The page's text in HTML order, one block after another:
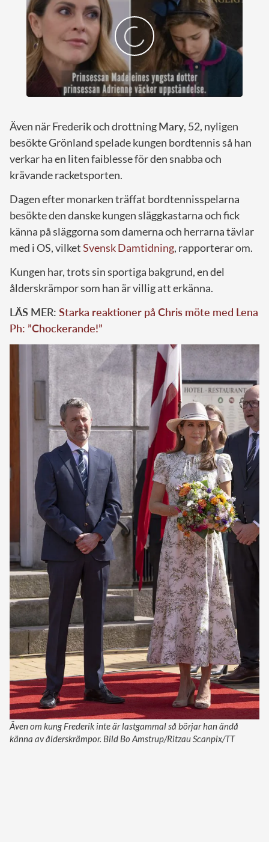
Även när Frederik och drottningMary, 52, nyligen
besökte Grönland spelade kungen bordtennis så han
verkar ha en liten faiblesse för den snabba och
krävande racketsporten.
Dagen efter monarken träffat bordtennisspelarna
besökte den danske kungen släggkastarna och fick
känna på släggorna som damerna och herrarna tävlar
med i OS, vilketSvensk Damtidning, rapporterar om.
Kungen har, trots sin sportiga bakgrund, en del
ålderskrämpor som han är villig att erkänna.
LÄS MER: Starka reaktioner på Chris möte med Lena
Ph: ”Chockerande!”
Även om kung Frederik inte är lastgammal så börjar han ändå
känna av ålderskrämpor. Bild Bo Amstrup/Ritzau Scanpix/TT